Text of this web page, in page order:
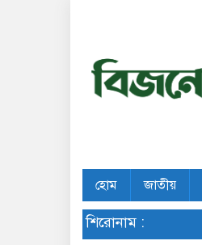
হোম জাতীয়
শিরোনাম :